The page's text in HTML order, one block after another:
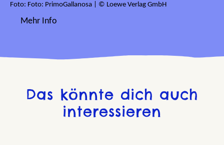
Foto: Foto: PrimoGallanosa | © Loewe Verlag GmbH
Mehr Info
Das könnte dich auch
interessieren